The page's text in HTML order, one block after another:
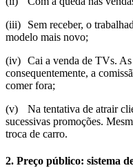
(iii)
Sem receber, o
modelo mais novo;
(iv) Cai a venda de TVs.
consequentemente, a
comer fora;
(v)
Na tentativa de atrair
sucessivas promoções.
troca de carro.
2. Preço público: sistema